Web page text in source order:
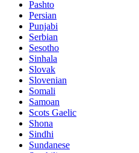
Pashto
Persian
Punjabi
Serbian
Sesotho
Sinhala
Slovak
Slovenian
Somali
Samoan
Scots Gaelic
Shona
Sindhi
Sundanese